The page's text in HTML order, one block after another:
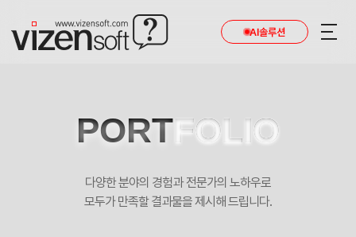
AI솔루션
PORTFOLIO
다양한 분야의 경험과 전문가의 노하우로
모두가 만족할 결과물을 제시해 드립니다.